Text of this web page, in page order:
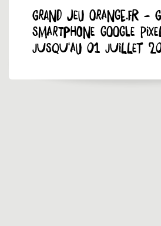
GRAND JEU orange.fr -
smartphone Google
jusqu'au 01 juillet